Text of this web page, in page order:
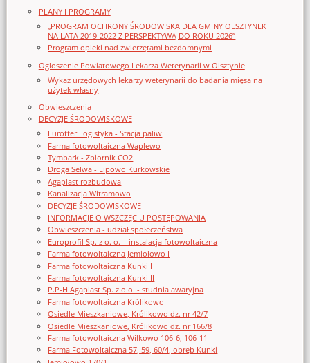
PLANY I PROGRAMY
„PROGRAM OCHRONY ŚRODOWISKA DLA GMINY OLSZTYNEK
NA LATA 2019-2022 Z PERSPEKTYWĄ DO ROKU 2026”
Program opieki nad zwierzętami bezdomnymi
Ogloszenie Powiatowego Lekarza Weterynarii w Olsztynie
Wykaz urzędowych lekarzy weterynarii do badania mięsa na
użytek własny
Obwieszczenia
DECYZJE ŚRODOWISKOWE
Eurotter Logistyka - Stacja paliw
Farma fotowoltaiczna Waplewo
Tymbark - Zbiornik CO2
Droga Selwa - Lipowo Kurkowskie
Agaplast rozbudowa
Kanalizacja Witramowo
DECYZJE ŚRODOWISKOWE
INFORMACJE O WSZCZĘCIU POSTĘPOWANIA
Obwieszczenia - udział społeczeństwa
Europrofil Sp. z o. o. – instalacja fotowoltaiczna
Farma fotowoltaiczna Jemiołowo I
Farma fotowoltaiczna Kunki I
Farma fotowoltaiczna Kunki II
P.P-H.Agaplast Sp. z o.o. - studnia awaryjna
Farma fotowoltaiczna Królikowo
Osiedle Mieszkaniowe, Królikowo dz. nr 42/7
Osiedle Mieszkaniowe, Królikowo dz. nr 166/8
Farma fotowoltaiczna Wilkowo 106-6, 106-11
Farma Fotowoltaiczna 57, 59, 60/4, obręb Kunki